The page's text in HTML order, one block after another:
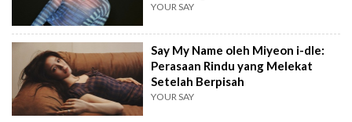
YOUR SAY
Say My Name oleh Miyeon i-dle:
Perasaan Rindu yang Melekat
Setelah Berpisah
YOUR SAY